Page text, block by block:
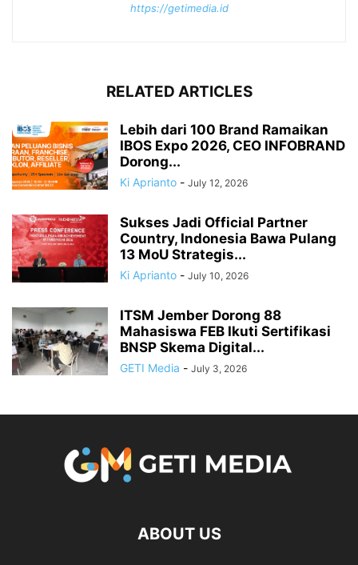
https://getimedia.id
RELATED ARTICLES
Lebih dari 100 Brand Ramaikan
IBOS Expo 2026, CEO INFOBRAND
Dorong...
Ki Aprianto - July 12, 2026
Sukses Jadi Official Partner
Country, Indonesia Bawa Pulang
13 MoU Strategis...
Ki Aprianto - July 10, 2026
ITSM Jember Dorong 88
Mahasiswa FEB Ikuti Sertifikasi
BNSP Skema Digital...
GETI Media - July 3, 2026
ABOUT US